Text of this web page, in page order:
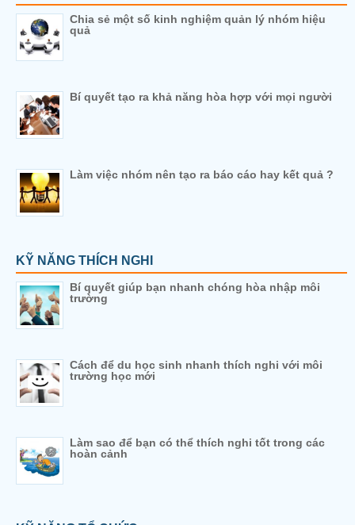
Chia sẻ một số kinh nghiệm quản lý nhóm hiệu
quả
Bí quyết tạo ra khả năng hòa hợp với mọi người
Làm việc nhóm nên tạo ra báo cáo hay kết quả ?
KỸ NĂNG THÍCH NGHI
Bí quyết giúp bạn nhanh chóng hòa nhập môi
trường
Cách để du học sinh nhanh thích nghi với môi
trường học mới
Làm sao để bạn có thể thích nghi tốt trong các
hoàn cảnh